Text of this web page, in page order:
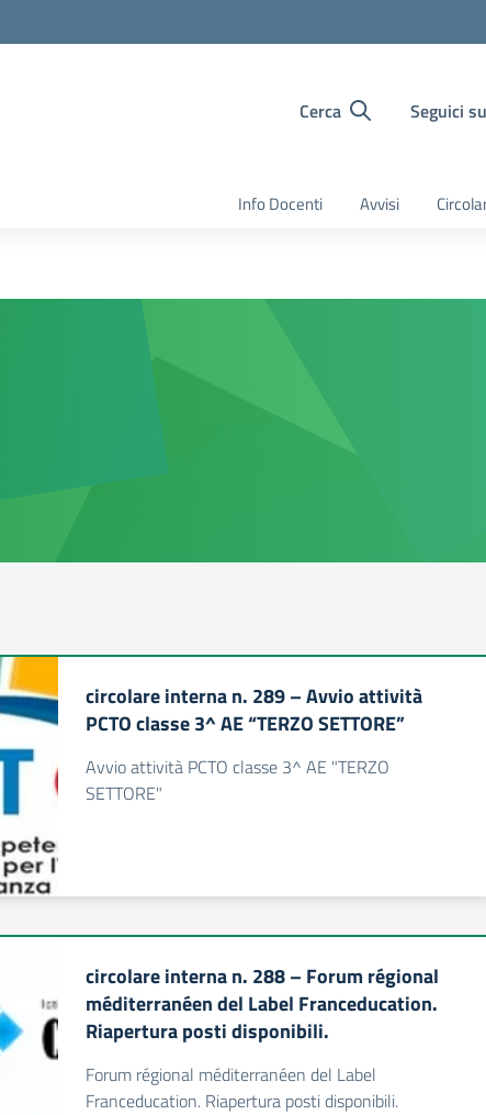
Cerca Seguici
Info Docenti Avvisi
circolare interna n. 289 – Avvio attività
PCTO classe 3^ AE “TERZO SETTORE”
Avvio attività PCTO classe 3^ AE "TERZO
SETTORE"
circolare interna n. 288 – Forum régional
méditerranéen del Label Franceducation.
Riapertura posti disponibili.
Forum régional méditerranéen del Label
Franceducation. Riapertura posti disponibili.